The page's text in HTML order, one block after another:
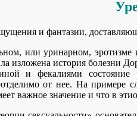
и фантазии,
или уринарном,
изложена история болезни
и фекалиями
от нее. На примере
важное значение и что в